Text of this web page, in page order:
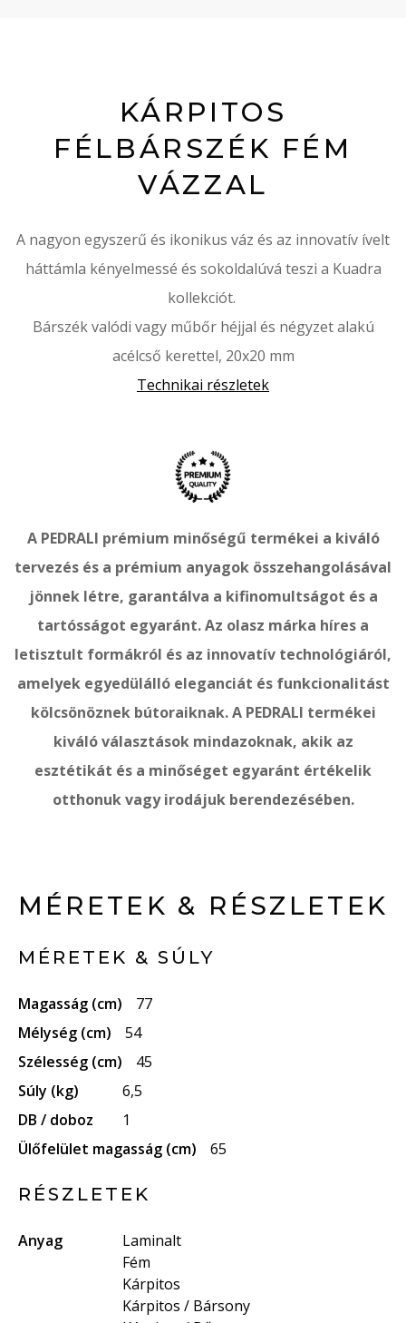
KÁRPITOS
FÉLBÁRSZÉK FÉM
VÁZZAL
A nagyon egyszerű és ikonikus váz és az innovatív ívelt
háttámla kényelmessé és sokoldalúvá teszi a Kuadra
kollekciót.
Bárszék valódi vagy műbőr héjjal és négyzet alakú
acélcső kerettel, 20x20 mm
Technikai részletek
A PEDRALI prémium minőségű termékei a kiváló
tervezés és a prémium anyagok összehangolásával
jönnek létre, garantálva a kifinomultságot és a
tartósságot egyaránt. Az olasz márka híres a
letisztult formákról és az innovatív technológiáról,
amelyek egyedülálló eleganciát és funkcionalitást
kölcsönöznek bútoraiknak. A PEDRALI termékei
kiváló választások mindazoknak, akik az
esztétikát és a minőséget egyaránt értékelik
otthonuk vagy irodájuk berendezésében.
MÉRETEK & RÉSZLETEK
MÉRETEK & SÚLY
Magasság (cm)
77
Mélység (cm)
54
Szélesség (cm)
45
Súly (kg)
6,5
DB / doboz
1
Ülőfelület magasság (cm)
65
RÉSZLETEK
Anyag
Laminalt
Fém
Kárpitos
Kárpitos / Bársony